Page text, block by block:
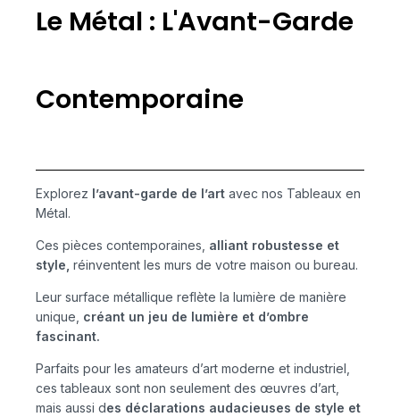
Le Métal : L'Avant-Garde
Contemporaine
Explorez l’avant-garde de l’art avec nos Tableaux en
Métal.
Ces pièces contemporaines, alliant robustesse et
style, réinventent les murs de votre maison ou bureau.
Leur surface métallique reflète la lumière de manière
unique, créant un jeu de lumière et d’ombre
fascinant.
Parfaits pour les amateurs d’art moderne et industriel,
ces tableaux sont non seulement des œuvres d’art,
mais aussi des déclarations audacieuses de style et